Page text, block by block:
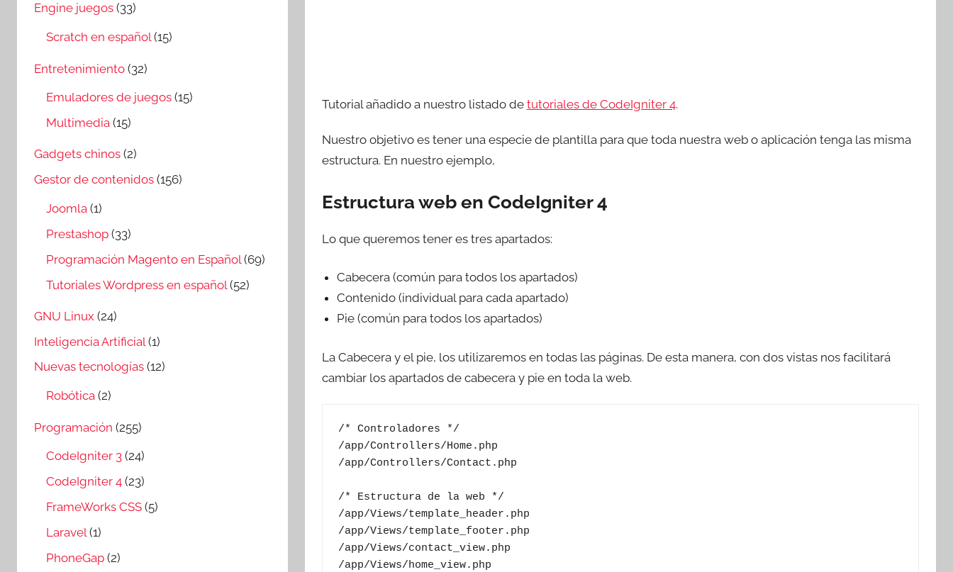
Tutorial añadido a nuestro listado de tutoriales de CodeIgniter 4.
Nuestro objetivo es tener una especie de plantilla para que toda nuestra web o aplicación tenga las misma
estructura. En nuestro ejemplo,
Estructura web en CodeIgniter 4
Lo que queremos tener es tres apartados:
Cabecera (común para todos los apartados)
Contenido (individual para cada apartado)
Pie (común para todos los apartados)
La Cabecera y el pie, los utilizaremos en todas las páginas. De esta manera, con dos vistas nos facilitará
cambiar los apartados de cabecera y pie en toda la web.
/* Controladores */
/app/Controllers/Home.php
/app/Controllers/Contact.php
/* Estructura de la web */
/app/Views/template_header.php
/app/Views/template_footer.php
/app/Views/contact_view.php
/app/Views/home_view.php
Engine juegos (33)
Scratch en español(15)
Entretenimiento (32)
Emuladores de juegos (15)
Multimedia (15)
Gadgets chinos (2)
Gestor de contenidos (156)
Joomla (1)
Prestashop (33)
Programación Magento en Español (69)
Tutoriales Wordpress en español (52)
GNU Linux (24)
Inteligencia Artificial (1)
Nuevas tecnologías (12)
Robótica (2)
Programación (255)
CodeIgniter 3 (24)
CodeIgniter 4 (23)
FrameWorks CSS (5)
Laravel (1)
PhoneGap (2)